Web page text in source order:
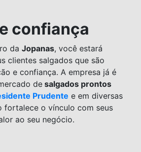
confiança
da Jopanas, você estará
clientes salgados que são
e confiança. A empresa já é
de salgados prontos
Prudente e em diversas
fortalece o vínculo com seus
ao seu negócio.